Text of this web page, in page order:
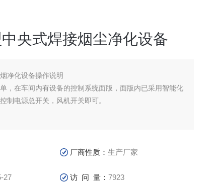
央式焊接烟尘净化设备
净化设备操作说明
车间内有设备的控制系统面版，面版内已采用智能化
制电源总开关，风机开关即可。
厂商性质：生产厂家
27 访 问 量：7923